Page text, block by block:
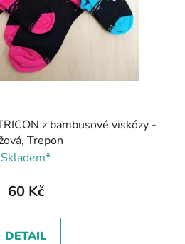
z bambusové viskózy -
Trepon
Skladem*
60 Kč
DETAIL